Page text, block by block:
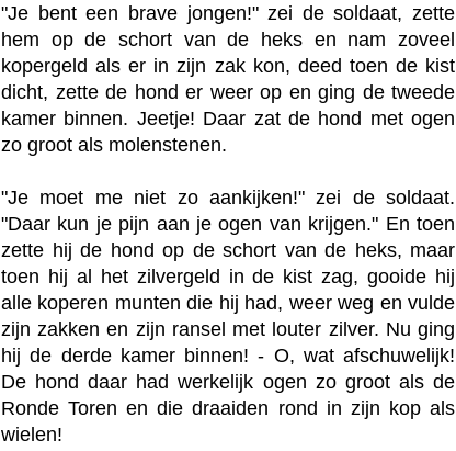
"Je bent een brave jongen!" zei de soldaat, zette
hem op de schort van de heks en nam zoveel
kopergeld als er in zijn zak kon, deed toen de kist
dicht, zette de hond er weer op en ging de tweede
kamer binnen. Jeetje! Daar zat de hond met ogen
zo groot als molenstenen.
"Je moet me niet zo aankijken!" zei de soldaat.
"Daar kun je pijn aan je ogen van krijgen." En toen
zette hij de hond op de schort van de heks, maar
toen hij al het zilvergeld in de kist zag, gooide hij
alle koperen munten die hij had, weer weg en vulde
zijn zakken en zijn ransel met louter zilver. Nu ging
hij de derde kamer binnen! - O, wat afschuwelijk!
De hond daar had werkelijk ogen zo groot als de
Ronde Toren en die draaiden rond in zijn kop als
wielen!